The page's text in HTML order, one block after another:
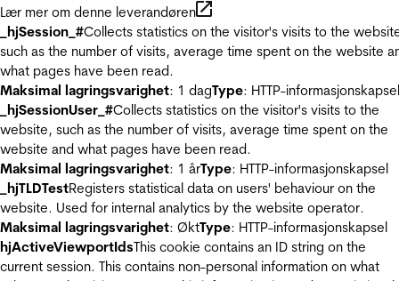
Lær mer om denne leverandøren
_hjSession_#Collects statistics on the visitor's visits to the
such as the number of visits, average time spent on the website
what pages have been read.
Maksimal lagringsvarighet: 1 dagType: HTTP-informasjonskapsel
_hjSessionUser_#Collects statistics on the visitor's visits to the
website, such as the number of visits, average time spent on the
website and what pages have been read.
Maksimal lagringsvarighet: 1 årType: HTTP-informasjonskapsel
_hjTLDTestRegisters statistical data on users' behaviour on the
website. Used for internal analytics by the website operator.
Maksimal lagringsvarighet: ØktType: HTTP-informasjonskapsel
hjActiveViewportIdsThis cookie contains an ID string on the
current session. This contains non-personal information on what